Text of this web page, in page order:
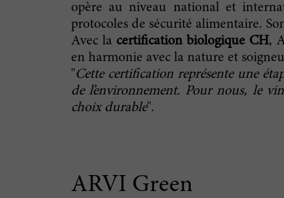
opère au niveau national et
protocoles de sécurité alimentaire.
Avec la certification biologique CH,
en harmonie avec la nature et
"Cette certification représente une
de l’environnement. Pour nous, le
choix durable".
ARVI Green